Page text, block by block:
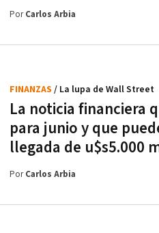
PorCarlos Arbia
La noticia financiera
para junio y que
llegada de u$s5.000
FINANZAS / La lupa de Wall Street
PorCarlos Arbia